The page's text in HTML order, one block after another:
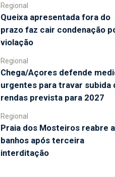
Regional
Queixa apresentada fora do
prazo faz cair condenação
violação
Regional
Chega/Açores defende
urgentes para travar subida
rendas prevista para 2027
Regional
Praia dos Mosteiros reabre a
banhos após terceira
interditação